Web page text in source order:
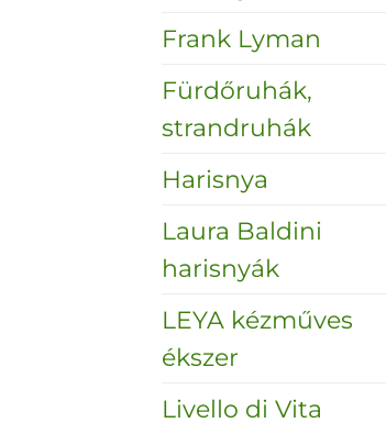
Frank Lyman
Fürdőruhák,
strandruhák
Harisnya
Laura Baldini
harisnyák
LEYA kézműves
ékszer
Livello di Vita